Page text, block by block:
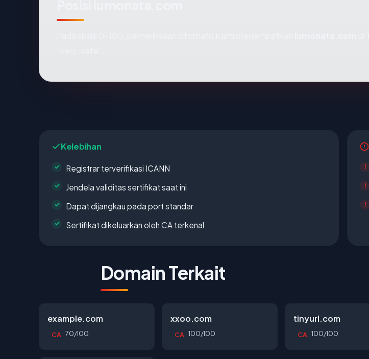
Kelebihan
Registrar terverifikasi ICANN
Jendela validitas sertifikat saat ini
Dapat dijangkau pada port standar
Sertifikat dikeluarkan oleh CA terkenal
Domain Terkait
example.com
CA 70/100
xxoo.com
CA 100/100
tinyurl.com
CA 100/100